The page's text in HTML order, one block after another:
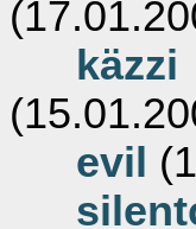
käzzi
evil